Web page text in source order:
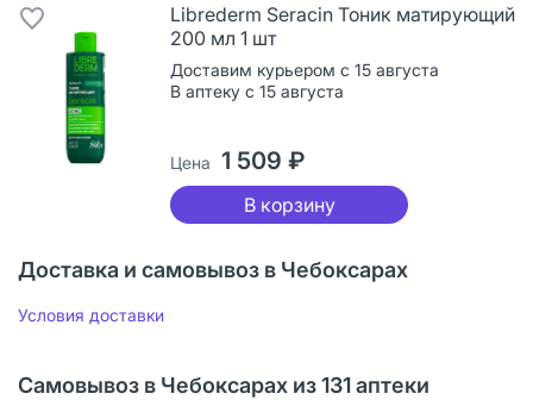
Librederm Seracin Тоник матирующий
200 мл 1 шт
Доставим курьером с 15 августа
В аптеку с 15 августа
Цена 1 509 ₽
В корзину
Доставка и самовывоз в Чебоксарах
Условия доставки
Самовывоз в Чебоксарах из 131 аптеки